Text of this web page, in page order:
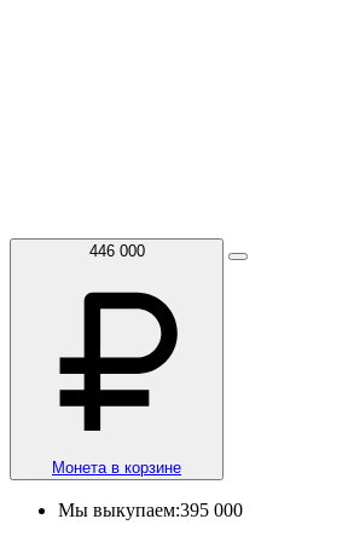
446 000
Монета в корзине
Мы выкупаем:395 000